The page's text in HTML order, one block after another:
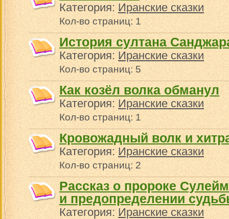
Категория:Иранские сказки
Кол-во страниц: 1
История султана
Категория:Иранские сказки
Кол-во страниц: 5
Как козёл волка обманул
Категория:Иранские сказки
Кол-во страниц: 1
Кровожадный волк и
Категория:Иранские сказки
Кол-во страниц: 2
Рассказ о пророке
и предопределении
Категория:Иранские сказки